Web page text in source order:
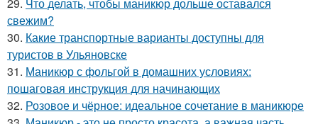
свежим?
30. Какие транспортные варианты доступны для
туристов в Ульяновске
31. Маникюр с фольгой в домашних условиях:
пошаговая инструкция для начинающих
32. Розовое и чёрное: идеальное сочетание в маникюре